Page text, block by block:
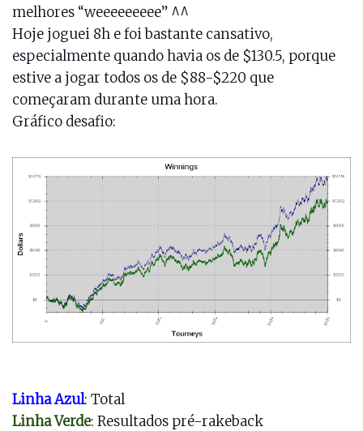
melhores “weeeeeeeee” ^^
Hoje joguei 8h e foi bastante cansativo,
especialmente quando havia os de $130.5, porque
estive a jogar todos os de $88-$220 que
começaram durante uma hora.
Gráfico desafio:
Linha Azul: Total
Linha Verde: Resultados pré-rakeback